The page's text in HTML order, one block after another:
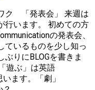
ク 「発表会」 来週は
行います。 初めての方
の発表会、
ているものを少し知っ
りにBLOGを書きま
遊ぶ」は英語
ます。「劇」